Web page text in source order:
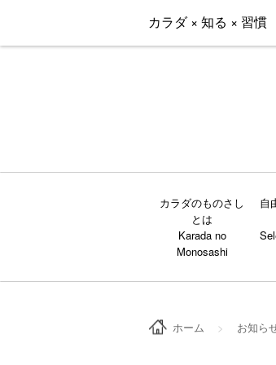
カラダ × 知る × 習慣
カラダのものさし
とは
自
ホーム > お知ら